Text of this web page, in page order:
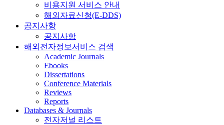
비용지원 서비스 안내
해외자료신청(E-DDS)
공지사항
공지사항
해외전자정보서비스 검색
Academic Journals
Ebooks
Dissertations
Conference Materials
Reviews
Reports
Databases & Journals
전자저널 리스트